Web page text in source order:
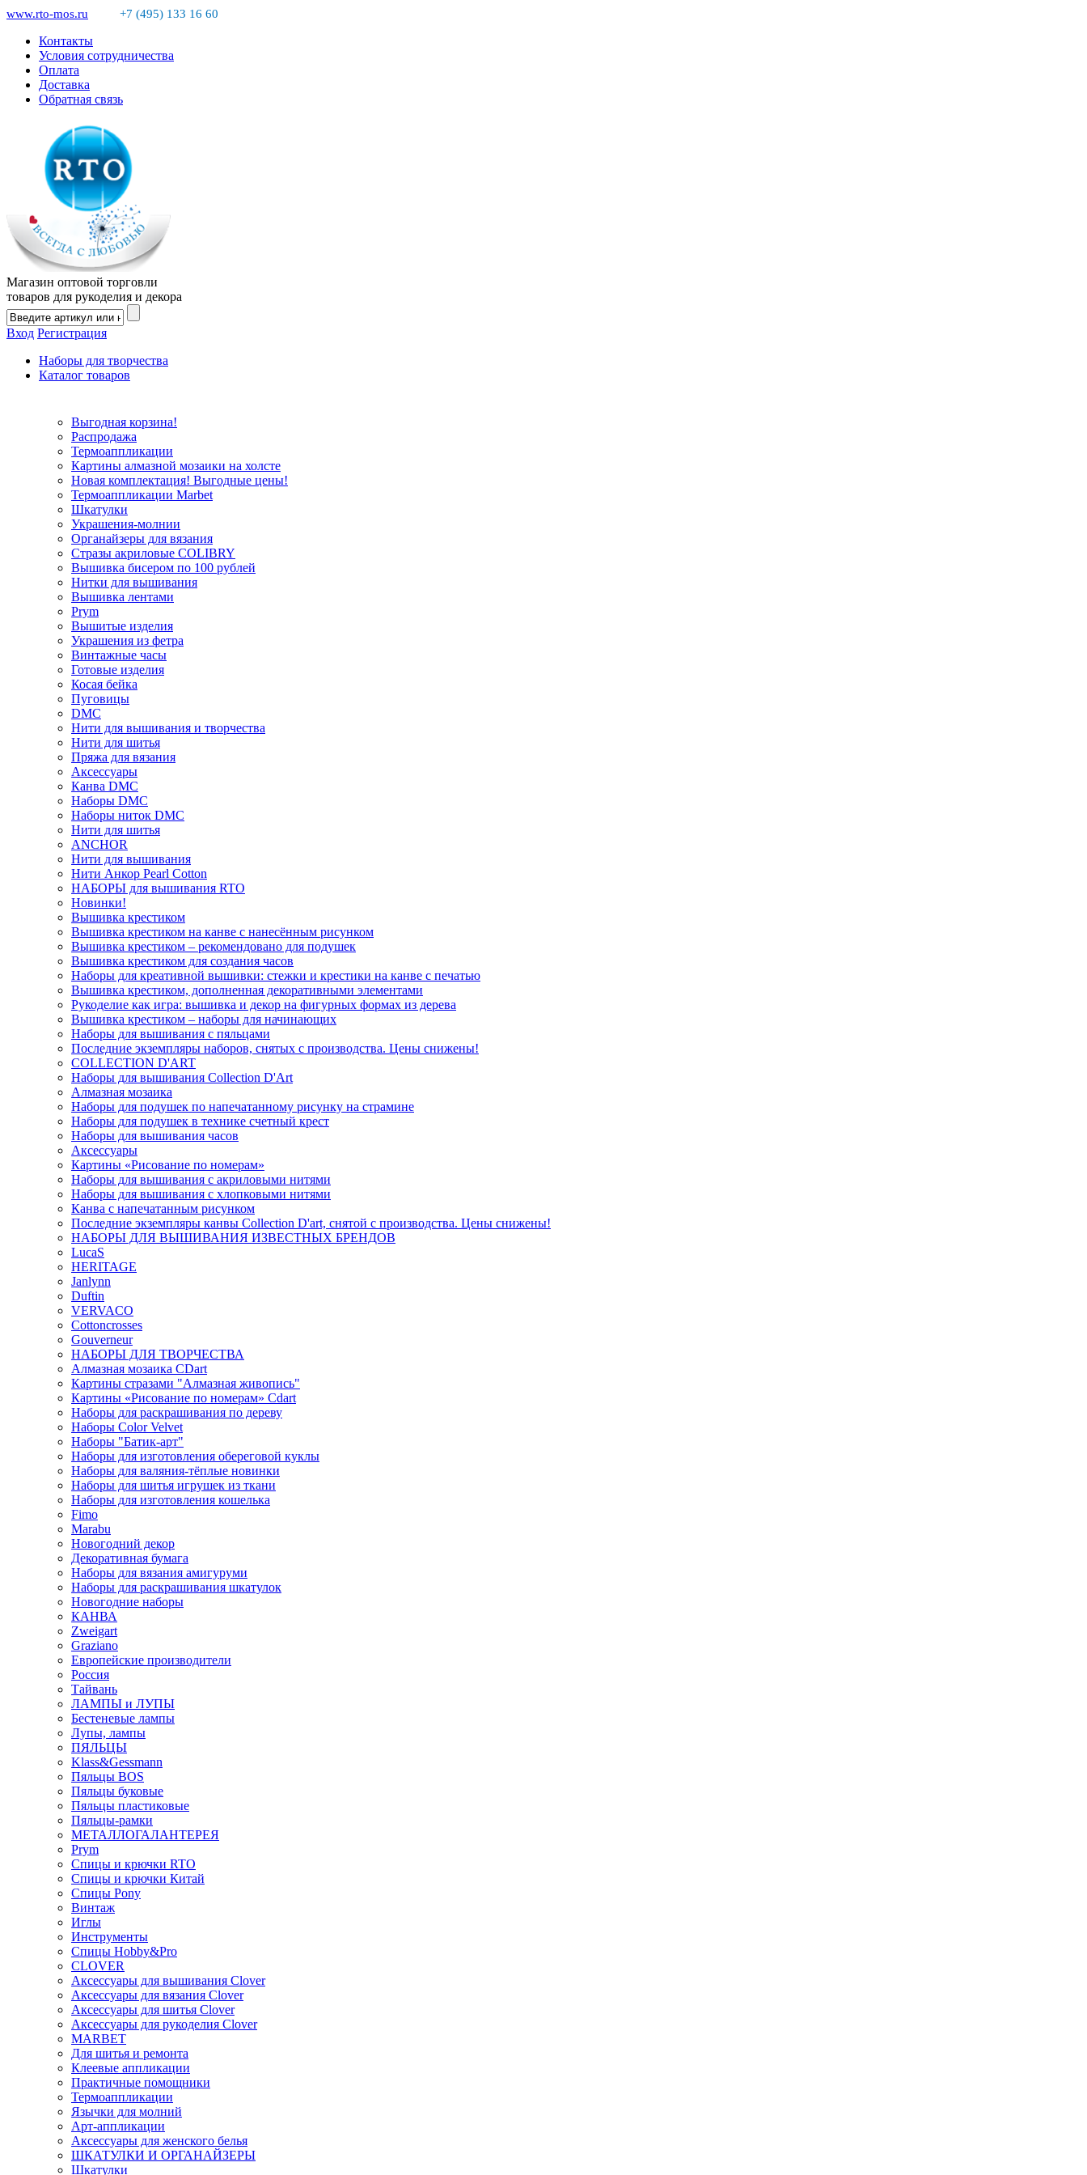
www.rto-mos.ru +7 (495) 133 16 60
Контакты
Условия сотрудничества
Оплата
Доставка
Обратная связь
Магазин оптовой торговли
товаров для рукоделия и декора
Вход Регистрация
Наборы для творчества
Каталог товаров
Выгодная корзина!
Распродажа
Термоаппликации
Картины алмазной мозаики на холсте
Новая комплектация! Выгодные цены!
Термоаппликации Marbet
Шкатулки
Украшения-молнии
Органайзеры для вязания
Стразы акриловые COLIBRY
Вышивка бисером по 100 рублей
Нитки для вышивания
Вышивка лентами
Prym
Вышитые изделия
Украшения из фетра
Винтажные часы
Готовые изделия
Косая бейка
Пуговицы
DMC
Нити для вышивания и творчества
Нити для шитья
Пряжа для вязания
Аксессуары
Канва DMC
Наборы DMC
Наборы ниток DMC
Нити для шитья
ANCHOR
Нити для вышивания
Нити Анкор Pearl Cotton
НАБОРЫ для вышивания RTO
Новинки!
Вышивка крестиком
Вышивка крестиком на канве с нанесённым рисунком
Вышивка крестиком – рекомендовано для подушек
Вышивка крестиком для создания часов
Наборы для креативной вышивки: стежки и крестики на канве с печатью
Вышивка крестиком, дополненная декоративными элементами
Рукоделие как игра: вышивка и декор на фигурных формах из дерева
Вышивка крестиком – наборы для начинающих
Наборы для вышивания с пяльцами
Последние экземпляры наборов, снятых с производства. Цены снижены!
COLLECTION D'ART
Наборы для вышивания Collection D'Art
Алмазная мозаика
Наборы для подушек по напечатанному рисунку на страмине
Наборы для подушек в технике счетный крест
Наборы для вышивания часов
Аксессуары
Картины «Рисование по номерам»
Наборы для вышивания с акриловыми нитями
Наборы для вышивания с хлопковыми нитями
Канва с напечатанным рисунком
Последние экземпляры канвы Collection D'art, снятой с производства. Цены снижены!
НАБОРЫ ДЛЯ ВЫШИВАНИЯ ИЗВЕСТНЫХ БРЕНДОВ
LucaS
HERITAGE
Janlynn
Duftin
VERVACO
Cottoncrosses
Gouverneur
НАБОРЫ ДЛЯ ТВОРЧЕСТВА
Алмазная мозаика CDart
Картины стразами "Алмазная живопись"
Картины «Рисование по номерам» Сdart
Наборы для раскрашивания по дереву
Наборы Сolor Velvet
Наборы "Батик-арт"
Наборы для изготовления обереговой куклы
Наборы для валяния-тёплые новинки
Наборы для шитья игрушек из ткани
Наборы для изготовления кошелька
Fimo
Marabu
Новогодний декор
Декоративная бумага
Наборы для вязания амигуруми
Наборы для раскрашивания шкатулок
Новогодние наборы
КАНВА
Zweigart
Graziano
Европейские производители
Россия
Тайвань
ЛАМПЫ и ЛУПЫ
Бестеневые лампы
Лупы, лампы
ПЯЛЬЦЫ
Klass&Gessmann
Пяльцы BOS
Пяльцы буковые
Пяльцы пластиковые
Пяльцы-рамки
МЕТАЛЛОГАЛАНТЕРЕЯ
Prym
Спицы и крючки RTO
Спицы и крючки Китай
Спицы Pony
Винтаж
Иглы
Инструменты
Спицы Hobby&Pro
CLOVER
Аксессуары для вышивания Clover
Аксессуары для вязания Clover
Аксессуары для шитья Clover
Аксессуары для рукоделия Clover
MARBET
Для шитья и ремонта
Клеевые аппликации
Практичные помощники
Термоаппликации
Язычки для молний
Арт-аппликации
Аксессуары для женского белья
ШКАТУЛКИ И ОРГАНАЙЗЕРЫ
Шкатулки